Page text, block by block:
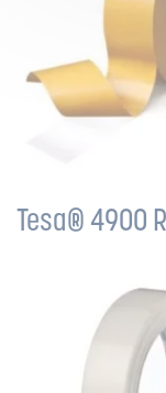
Tesa® 4900